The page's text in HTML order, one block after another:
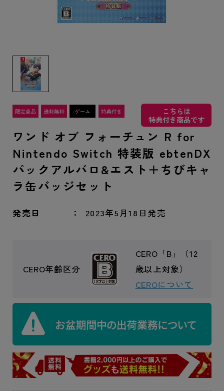
こちらは
特典付き商品です
ワンド オブ フォーチュン R for
Nintendo Switch 特装版 ebtenDX
パックアルバロ&エスト＋ちびキャ
ラ缶バッジセット
発売日 2023年5月18日発売
CERO年齢区分
CERO「B」（12
歳以上対象）
CEROについて